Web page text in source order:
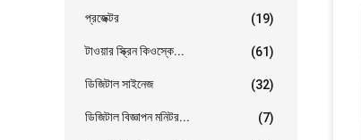
প্রজেক্টর (19)
টাওয়ার স্ক্রিন কিওস্কে... (61)
ডিজিটাল সাইনেজ (32)
ডিজিটাল বিজ্ঞাপন মনিটর... (7)